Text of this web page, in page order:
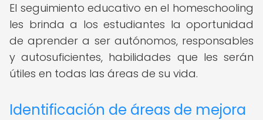
El seguimiento educativo en el homeschooling
les brinda a los estudiantes la oportunidad
de aprender a ser autónomos, responsables
y autosuficientes, habilidades que les serán
útiles en todas las áreas de su vida.
Identificación de áreas de mejora